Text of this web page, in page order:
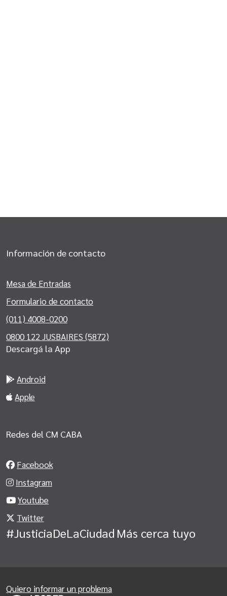
Información de contacto
Mesa de Entradas
Formulario de contacto
(011) 4008-0200
0800 122 JUSBAIRES (5872)
Descargá la App
Android
Apple
Redes del CM CABA
Facebook
Instagram
Youtube
Twitter
#JusticiaDeLaCiudad Más cerca tuyo
Quiero informar un problema